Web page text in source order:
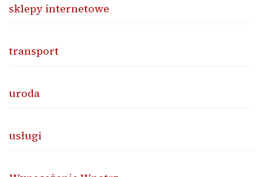
sklepy internetowe
transport
uroda
usługi